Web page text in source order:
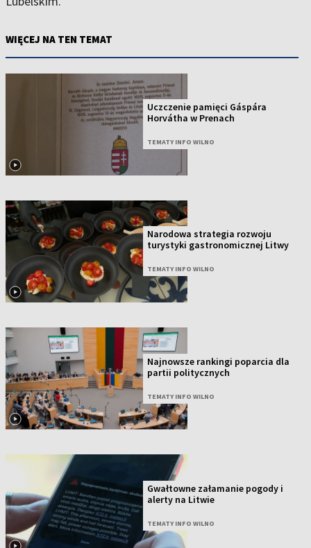
WIĘCEJ NA TEN TEMAT
Uczczenie pamięci Gáspára
Horvátha w Prenach
TEMATY INFO WILNO
Narodowa strategia rozwoju
turystyki gastronomicznej Litwy
TEMATY INFO WILNO
Najnowsze rankingi poparcia dla
partii politycznych
TEMATY INFO WILNO
Gwałtowne załamanie pogody i
alerty na Litwie
TEMATY INFO WILNO